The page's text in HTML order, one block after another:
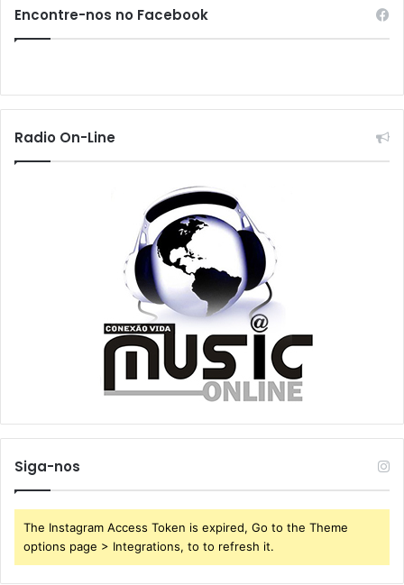
Encontre-nos no Facebook
Radio On-Line
Siga-nos
The Instagram Access Token is expired, Go to the Theme
options page > Integrations, to to refresh it.